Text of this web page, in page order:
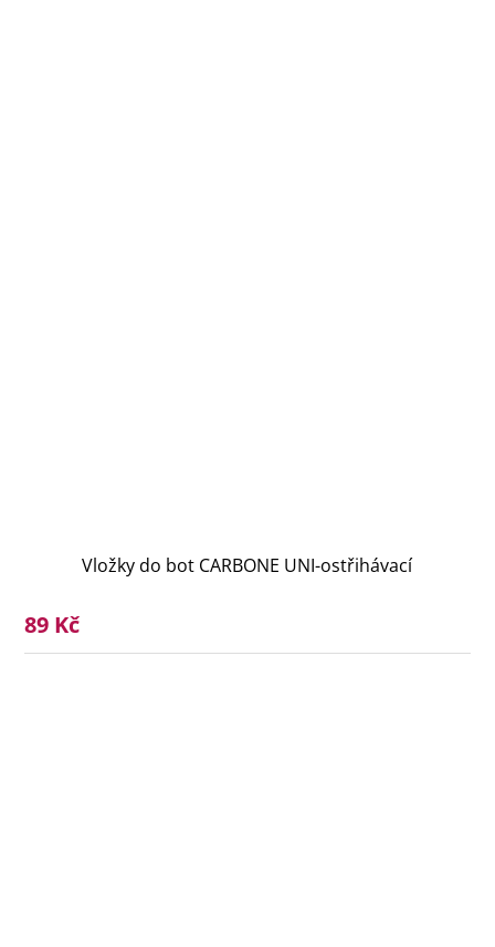
Vložky do bot CARBONE UNI-ostřihávací
89 Kč